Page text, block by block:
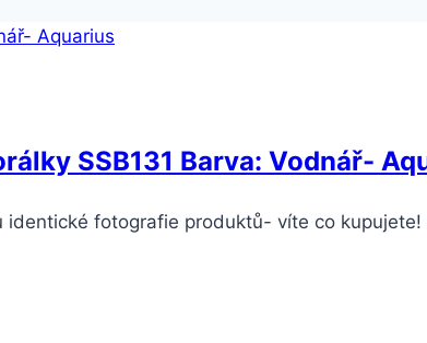
SSB131 Barva: Vodnář-
fotografie produktů- víte co